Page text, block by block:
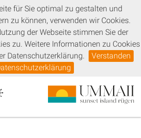
für Sie optimal zu gestalten und
zu können, verwenden wir Cookies.
der Webseite stimmen Sie der
zu. Weitere Informationen zu Cookies
Datenschutzerklärung.
Verstanden